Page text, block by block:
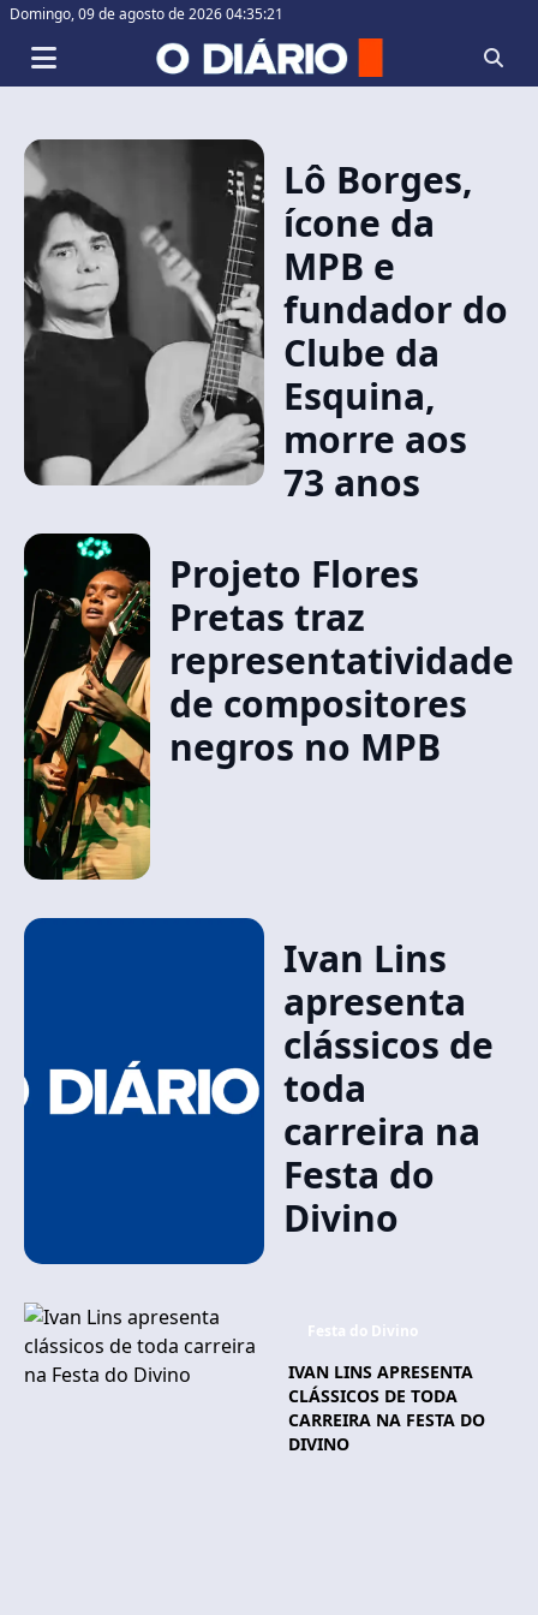
Domingo,09 de agosto de 2026 04:35:21
Lô Borges,
ícone da
MPB e
fundador do
Clube da
Esquina,
morre aos
73 anos
Projeto Flores
Pretas traz
representatividade
de compositores
negros no MPB
Ivan Lins
apresenta
clássicos de
toda
carreira na
Festa do
Divino
Festa do Divino
IVAN LINS APRESENTA
CLÁSSICOS DE TODA
CARREIRA NA FESTA DO
DIVINO